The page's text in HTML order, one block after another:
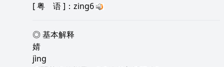
[粤 语]：zing6
◎ 基本解释
婧
jìng